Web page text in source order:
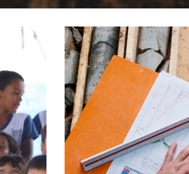
Where we operate